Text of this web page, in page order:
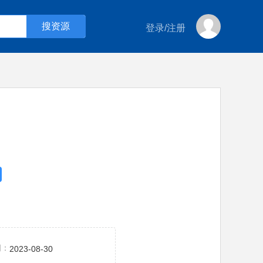
登录/注册
2023-08-30